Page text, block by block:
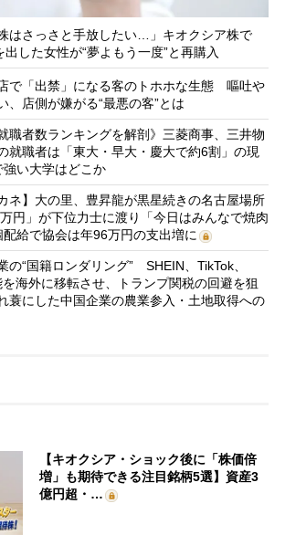
はさっさと手放したい…」キオクシア株で
した女性が“夢よもう一度”と再購入
で「出禁」になる客のトホホな生態 嘔吐や
、店側が嫌がる“最悪の客”とは
職者数ランキングを解剖》三菱商事、三井物
就職者は「東大・早大・慶大で約6割」の現
い大学はどこか
ネ】大の里、豊昇龍が黒星続きの名古屋場所
円」が下位力士に渡り「今日はみんなで焼肉
給で協会は年96万円の支出増に
の“国籍ロンダリング” SHEIN、TikTok、
海外に移転させ、トランプ関税の回避を狙
にした中国企業の農業参入・土地取得への
【キオクシア・ショック後に「株価倍
増」も期待できる注目銘柄5選】資産3
億円超・…